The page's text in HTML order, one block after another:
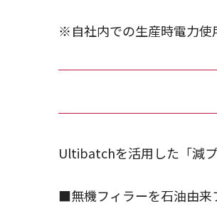
※自社内での生産時電力使
Ultibatchを活用した「減
■無機フィラーを石油由来